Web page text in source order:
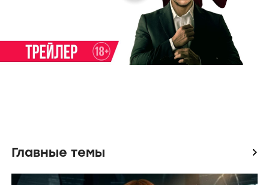
Главные темы icon